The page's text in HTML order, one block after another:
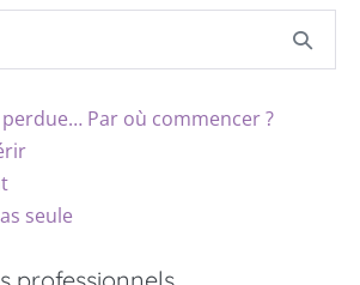
perdue… Par où commencer ?
seule